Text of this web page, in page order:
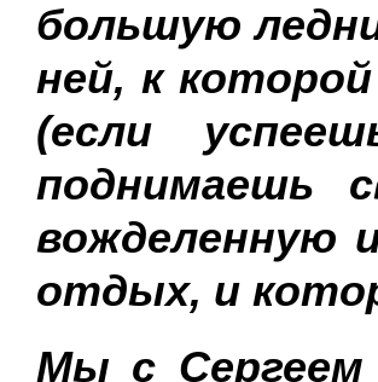
большую
ней, к
(если
поднимаешь
вожделенную
отдых, и
Мы с